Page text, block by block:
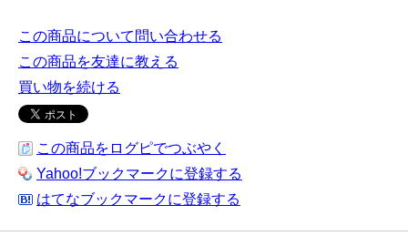
この商品について問い合わせる
この商品を友達に教える
買い物を続ける
この商品をログピでつぶやく
Yahoo!ブックマークに登録する
はてなブックマークに登録する